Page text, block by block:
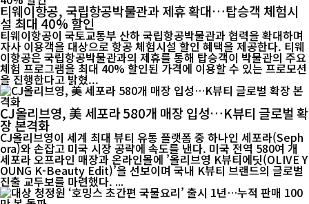
티웨이항공, 국립항공박물관과 제휴 확대…탑승객 체험시
설 최대 40% 할인
티웨이항공이 국토교통부 산하 국립항공박물관과 협력을 확대하며
자사 이용객을 대상으로 항공 체험시설 할인 혜택을 제공한다. 티웨
이항공은 국립항공박물관과의 제휴를 통해 탑승객이 박물관의 주요
체험 프로그램을 최대 40% 할인된 가격에 이용할 수 있는 프로모션
을 진행한다고 밝혔...
CJ올리브영, 美 세포라 580개 매장 입성…K뷰티 글로벌 확
장 본격화
CJ올리브영이 세계 최대 뷰티 유통 플랫폼 중 하나인 세포라(Seph
ora)와 손잡고 미국 시장 공략에 속도를 낸다. 미국 전역 580여 개
세포라 오프라인 매장과 온라인몰에 ’올리브영 K뷰티에딧(OLIVE Y
OUNG K-Beauty Edit)’을 선보이며 국내 K뷰티 브랜드의 글로벌
진출 교두보를 마련했다. ...